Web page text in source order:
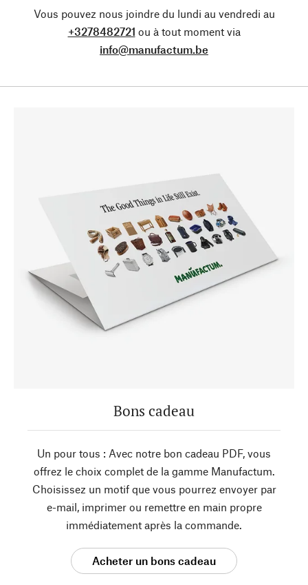
Vous pouvez nous joindre du lundi au vendredi au
+3278482721 ou à tout moment via
info@manufactum.be
Bons cadeau
Un pour tous : Avec notre bon cadeau PDF, vous
offrez le choix complet de la gamme Manufactum.
Choisissez un motif que vous pourrez envoyer par
e-mail, imprimer ou remettre en main propre
immédiatement après la commande.
Acheter un bons cadeau